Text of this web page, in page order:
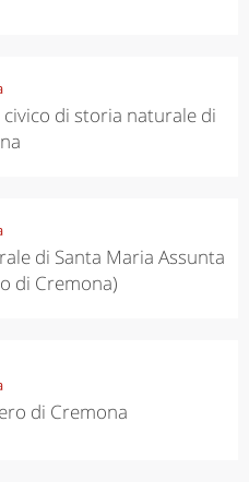
civico di storia naturale di
di Santa Maria Assunta
di Cremona)
di Cremona